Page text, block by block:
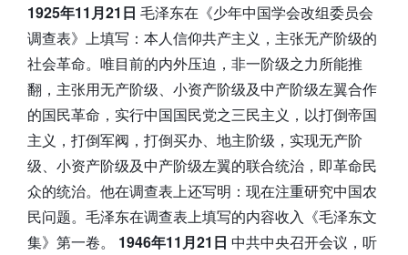
1925年11月21日 毛泽东在《少年中国学会改组委员会
调查表》上填写：本人信仰共产主义，主张无产阶级的
社会革命。唯目前的内外压迫，非一阶级之力所能推
翻，主张用无产阶级、小资产阶级及中产阶级左翼合作
的国民革命，实行中国国民党之三民主义，以打倒帝国
主义，打倒军阀，打倒买办、地主阶级，实现无产阶
级、小资产阶级及中产阶级左翼的联合统治，即革命民
众的统治。他在调查表上还写明：现在注重研究中国农
民问题。毛泽东在调查表上填写的内容收入《毛泽东文
集》第一卷。 1946年11月21日 中共中央召开会议，听